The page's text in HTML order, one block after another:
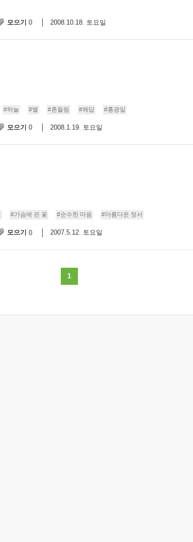
모으기 0 2008.10.18. 토요일
#하늘 #별 #흔들림 #해답 #홍광일
모으기 0 2008.1.19. 토요일
#가슴에 핀 꽃 #순수한 마음 #아름다운 정서
모으기 0 2007.5.12. 토요일
1